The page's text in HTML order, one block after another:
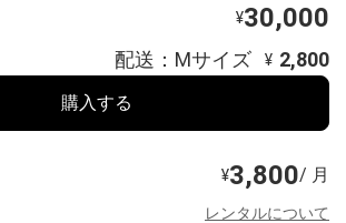
¥30,000
配送：Mサイズ ¥ 2,800
購入する
¥3,800/ 月
レンタルについて